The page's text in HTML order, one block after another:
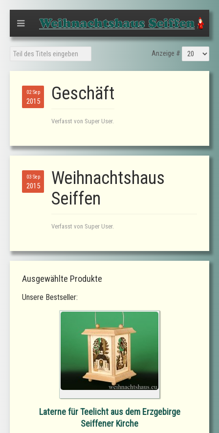
Anzeige #
02 Sep
2015 Geschäft
Verfasst von Super User.
03 Sep
2015
Weihnachtshaus
Seiffen
Verfasst von Super User.
Ausgewählte Produkte
Unsere Bestseller:
Laterne für Teelicht aus dem Erzgebirge
Seiffener Kirche